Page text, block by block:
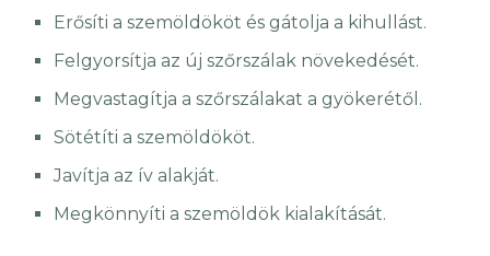
Erősíti a szemöldököt és gátolja a kihullást.
Felgyorsítja az új szőrszálak növekedését.
Megvastagítja a szőrszálakat a gyökerétől.
Sötétíti a szemöldököt.
Javítja az ív alakját.
Megkönnyíti a szemöldök kialakítását.